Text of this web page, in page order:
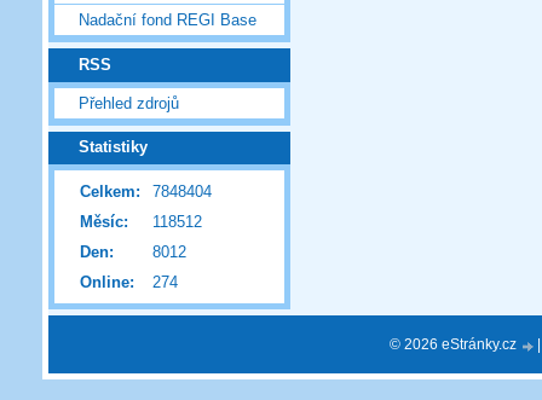
Nadační fond REGI Base
RSS
Přehled zdrojů
Statistiky
Online: 274
Celkem:
7848404
Měsíc:
118512
Den:
8012
© 2026 eStránky.cz